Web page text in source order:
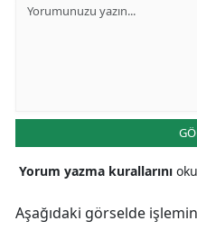
Yorum yazma kurallarını
Aşağıdaki görselde